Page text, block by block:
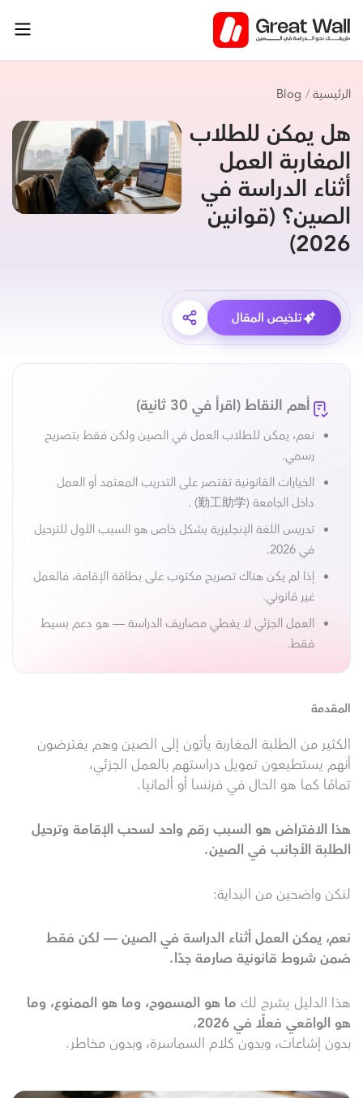
إلى
المحتوى
الرئيسية Blog
هل يمكن للطلاب
المغاربة العمل
أثناء الدراسة في
الصين؟ (قوانين
2026)
تلخيص المقال
أهم النقاط (اقرأ في 30 ثانية)
نعم، يمكن للطلاب العمل في الصين ولكن فقط بتصريح
رسمي.
الخيارات القانونية تقتصر على التدريب المعتمد أو العمل
داخل الجامعة (勤工助学) .
تدريس اللغة الإنجليزية بشكل خاص هو السبب الأول للترحيل
في 2026.
إذا لم يكن هناك تصريح مكتوب على بطاقة الإقامة، فالعمل
غير قانوني.
العمل الجزئي لا يغطي مصاريف الدراسة — هو دعم بسيط
فقط.
المقدمة
الكثير من الطلبة المغاربة يأتون إلى الصين وهم يفترضون
أنهم يستطيعون تمويل دراستهم بالعمل الجزئي،
تمامًا كما هو الحال في فرنسا أو ألمانيا.
هذا الافتراض هو السبب رقم واحد لسحب الإقامة وترحيل
الطلبة الأجانب في الصين.
لنكن واضحين من البداية:
نعم، يمكن العمل أثناء الدراسة في الصين — لكن فقط
ضمن شروط قانونية صارمة جدًا.
هذا الدليل يشرح لك ما هو المسموح، وما هو الممنوع، وما
هو الواقعي فعلًا في 2026
،
بدون إشاعات، وبدون كلام السماسرة، وبدون مخاطر.